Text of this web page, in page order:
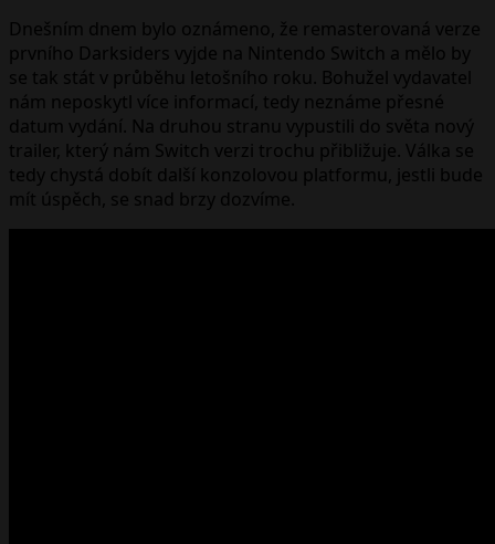
Dnešním dnem bylo oznámeno, že remasterovaná verze
prvního Darksiders vyjde na Nintendo Switch a mělo by
se tak stát v průběhu letošního roku. Bohužel vydavatel
nám neposkytl více informací, tedy neznáme přesné
datum vydání. Na druhou stranu vypustili do světa nový
trailer, který nám Switch verzi trochu přibližuje. Válka se
tedy chystá dobít další konzolovou platformu, jestli bude
mít úspěch, se snad brzy dozvíme.